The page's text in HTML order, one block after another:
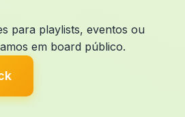
para playlists, eventos ou
em board público.